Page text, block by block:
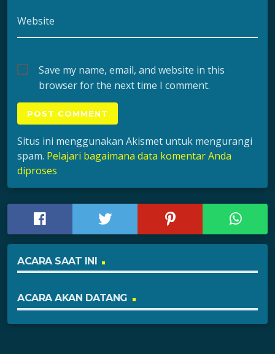
Website
Save my name, email, and website in this
browser for the next time I comment.
Situs ini menggunakan Akismet untuk mengurangi
spam. Pelajari bagaimana data komentar Anda
diproses
ACARA SAAT INI
ACARA AKAN DATANG